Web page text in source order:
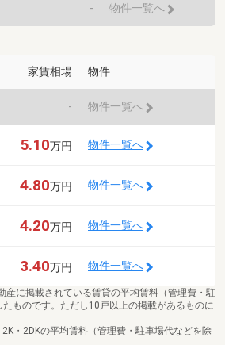
- 物件一覧へ
家賃相場 物件
- 物件一覧へ
5.10万円 物件一覧へ
4.80万円 物件一覧へ
4.20万円 物件一覧へ
3.40万円 物件一覧へ
産に掲載されている賃貸の平均賃料（管理費・駐
ものです。ただし10戸以上の掲載があるものに
・2DKの平均賃料（管理費・駐車場代などを除